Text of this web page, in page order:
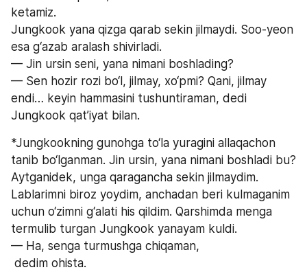
ketamiz.
Jungkook yana qizga qarab sekin jilmaydi. Soo-yeon
esa g‘azab aralash shivirladi.
— Jin ursin seni, yana nimani boshlading?
— Sen hozir rozi bo‘l, jilmay, xo‘pmi? Qani, jilmay
endi… keyin hammasini tushuntiraman, dedi
Jungkook qat’iyat bilan.
*Jungkookning gunohga to‘la yuragini allaqachon
tanib bo‘lganman. Jin ursin, yana nimani boshladi bu?
Aytganidek, unga qaragancha sekin jilmaydim.
Lablarimni biroz yoydim, anchadan beri kulmaganim
uchun o‘zimni g‘alati his qildim. Qarshimda menga
termulib turgan Jungkook yanayam kuldi.
— Ha, senga turmushga chiqaman,
dedim ohista.